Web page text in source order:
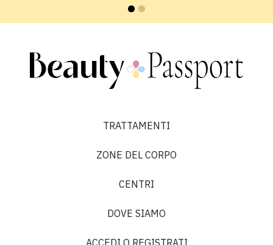
TRATTAMENTI
ZONE DEL CORPO
CENTRI
DOVE SIAMO
ACCEDI O REGISTRATI